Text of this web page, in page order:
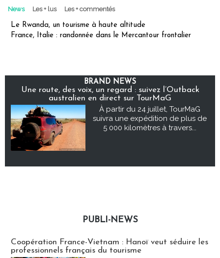
News Les + lus Les + commentés
Le Rwanda, un tourisme à haute altitude
France, Italie : randonnée dans le Mercantour frontalier
BRAND NEWS
Une route, des voix, un regard : suivez l’Outback
australien en direct sur TourMaG
À partir du 24 juillet, TourMaG
suivra une expédition de plus de
5 000 kilomètres à travers...
PUBLI-NEWS
Coopération France-Vietnam : Hanoï veut séduire les
professionnels français du tourisme